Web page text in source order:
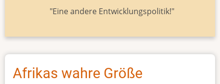
"Eine andere Entwicklungspolitik!"
Afrikas wahre Größe